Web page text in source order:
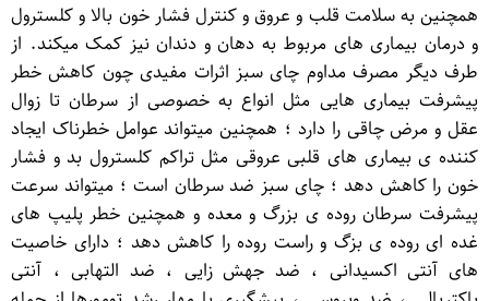
همچنین به سلامت قلب و عروق و کنترل فشار خون بالا و کلسترول
و درمان بیماری های مربوط به دهان و دندان نیز کمک میکند. از
طرف دیگر مصرف مداوم چای سبز اثرات مفیدی چون کاهش خطر
پیشرفت بیماری هایی مثل انواع به خصوصی از سرطان تا زوال
عقل و مرض چاقی را دارد ؛ همچنین میتواند عوامل خطرناک ایجاد
کننده ی بیماری های قلبی عروقی مثل تراکم کلسترول بد و فشار
خون را کاهش دهد ؛ چای سبز ضد سرطان است ؛ میتواند سرعت
پیشرفت سرطان روده ی بزرگ و معده و همچنین خطر پلیپ های
غده ای روده ی بزگ و راست روده را کاهش دهد ؛ دارای خاصیت
های آنتی اکسیدانی ، ضد جهش زایی ، ضد التهابی ، آنتی